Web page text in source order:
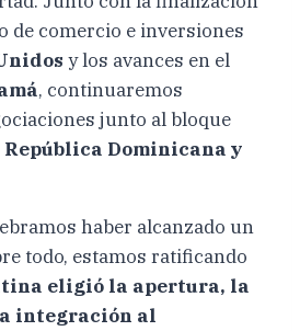
de comercio e inversiones
y los avances en el
, continuaremos
junto al bloque
Dominicana y
haber alcanzado un
todo, estamos ratificando
eligió la apertura, la
integración al